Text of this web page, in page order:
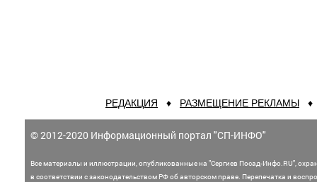
РЕДАКЦИЯ ♦ РАЗМЕЩЕНИЕ РЕКЛАМЫ
© 2012-2020 Информационный портал "СП-ИНФО"
Все материалы и иллюстрации,опубликованные на "Сергиев Посад-Инфо.RU",
в соответствии с законодательством РФ об авторском праве. Перепечатка и